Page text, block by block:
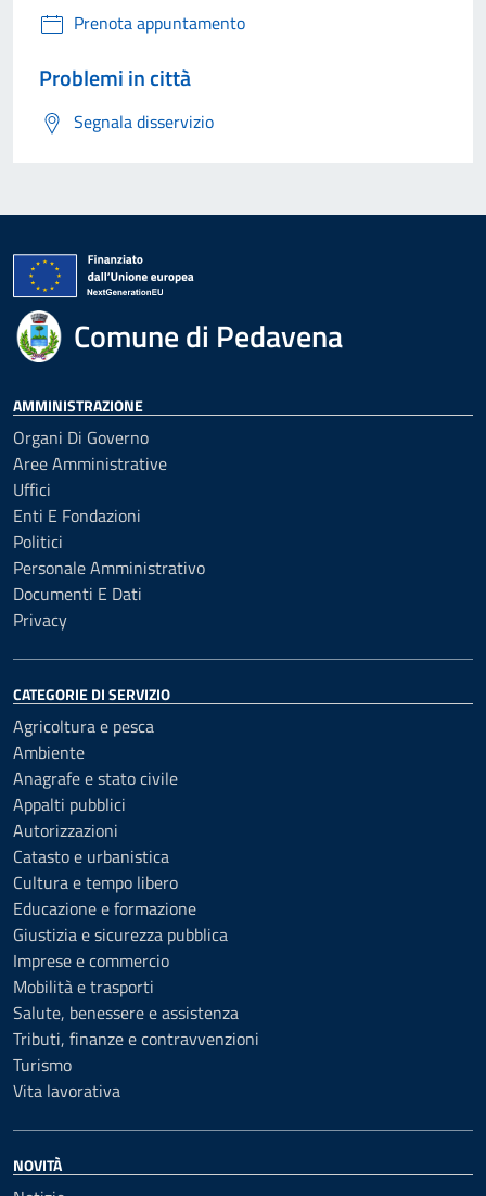
Prenota appuntamento
Problemi in città
Segnala disservizio
Comune di Pedavena
AMMINISTRAZIONE
Organi Di Governo
Aree Amministrative
Uffici
Enti E Fondazioni
Politici
Personale Amministrativo
Documenti E Dati
Privacy
CATEGORIE DI SERVIZIO
Agricoltura e pesca
Ambiente
Anagrafe e stato civile
Appalti pubblici
Autorizzazioni
Catasto e urbanistica
Cultura e tempo libero
Educazione e formazione
Giustizia e sicurezza pubblica
Imprese e commercio
Mobilità e trasporti
Salute, benessere e assistenza
Tributi, finanze e contravvenzioni
Turismo
Vita lavorativa
NOVITÀ